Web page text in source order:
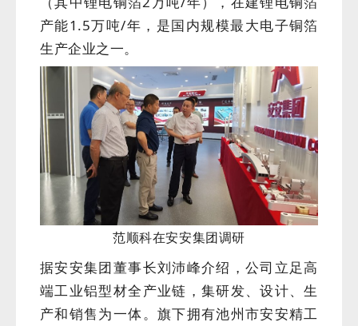
产能1.5万吨/年，是国内规模最大电子铜箔
生产企业之一。
范顺科在安安集团调研
据安安集团董事长刘沛峰介绍，公司立足高
端工业铝型材全产业链，集研发、设计、生
产和销售为一体。旗下拥有池州市安安精工